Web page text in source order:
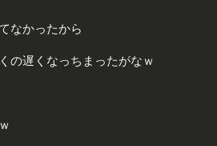
なかったから
の遅くなっちまったがなｗ